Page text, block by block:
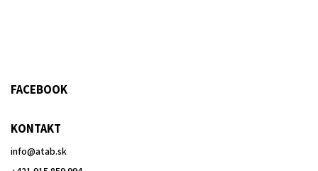
FACEBOOK
KONTAKT
info@atab.sk